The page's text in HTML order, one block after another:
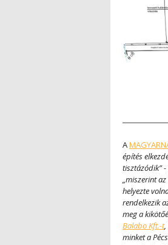
A
építés
tisztázódik”
„miszerint
helyezte
rendelkezik
meg a
Balabo Kft.-t,
minket a